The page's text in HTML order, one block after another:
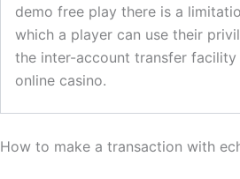
demo free play there is a
which a player can use their
the inter-account transfer
online casino.
How to make a transaction with